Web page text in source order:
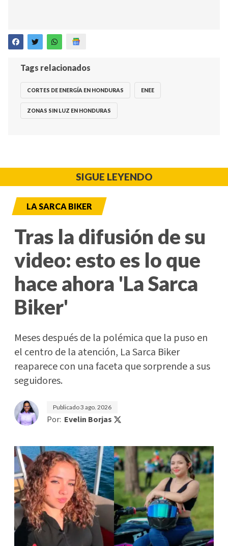
Tags relacionados
CORTES DE ENERGÍA EN HONDURAS ENEE
ZONAS SIN LUZ EN HONDURAS
SIGUE LEYENDO
LA SARCA BIKER
Tras la difusión de su
video: esto es lo que
hace ahora 'La Sarca
Biker'
Meses después de la polémica que la puso en
el centro de la atención, La Sarca Biker
reaparece con una faceta que sorprende a sus
seguidores.
Publicado3 ago. 2026
Por: Evelin Borjas